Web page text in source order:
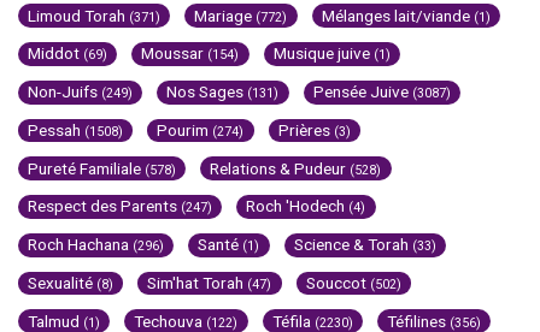
Limoud Torah (371) Mariage (772) Mélanges lait/viande (1)
Middot (69) Moussar (154) Musique juive (1)
Non-Juifs (249) Nos Sages (131) Pensée Juive (3087)
Pessah (1508) Pourim (274) Prières (3)
Pureté Familiale (578) Relations & Pudeur (528)
Respect des Parents (247) Roch 'Hodech (4)
Roch Hachana (296) Santé (1) Science & Torah (33)
Sexualité (8) Sim'hat Torah (47) Souccot (502)
Talmud (1) Techouva (122) Téfila (2230) Téfilines (356)